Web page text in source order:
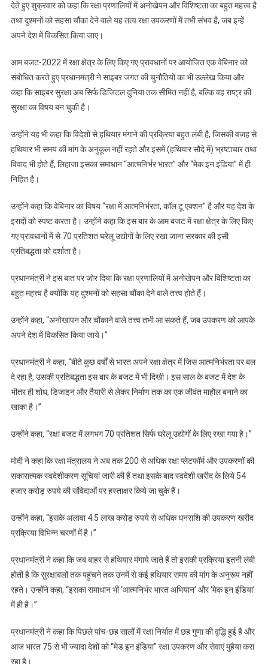
देते हुए शुक्रवार को कहा कि रक्षा प्रणालियों में अनोखेपन और विशिष्टता का बहुत महत्त्व है
तथा दुश्मनों को सहसा चौंका देने वाले यह तत्व रक्षा उपकरणों में तभी संभव है, जब इन्हें
अपने देश में विकसित किया जाए।
आम बजट-2022 में रक्षा क्षेत्र के लिए किए गए प्रावधानों पर आयोजित एक वेबिनार को
संबोधित करते हुए प्रधानमंत्री ने साइबर जगत की चुनौतियों का भी उल्लेख किया और
कहा कि साइबर सुरक्षा अब सिर्फ डिजिटल दुनिया तक सीमित नहीं है, बल्कि वह राष्ट्र की
सुरक्षा का विषय बन चुकी है।
उन्होंने यह भी कहा कि विदेशों से हथियार मंगाने की प्रक्रिया बहुत लंबी है, जिसकी वजह से
हथियार भी समय की मांग के अनुकूल नहीं रहते और इसमें (हथियार सौदे में) भ्रष्टाचार तथा
विवाद भी होते हैं, लिहाजा इसका समाधान ‘‘आत्मनिर्भर भारत’’ और ‘‘मेक इन इंडिया’’ में ही
निहित है।
उन्होंने कहा कि वेबिनार का विषय ‘‘रक्षा में आत्मनिर्भरता, कॉल टू एक्शन’’ है और यह देश के
इरादों को स्पष्ट करता है। उन्होंने कहा कि इस बार के आम बजट में रक्षा क्षेत्र के लिए किए
गए प्रावधानों में से 70 प्रतिशत घरेलू उद्योगों के लिए रखा जाना सरकार की इसी
प्रतिबद्धता को दर्शाता है।
प्रधानमंत्री ने इस बात पर जोर दिया कि रक्षा प्रणालियों में अनोखेपन और विशिष्टता का
बहुत महत्त्व है क्योंकि यह दुश्मनों को सहसा चौंका देने वाले तत्त्व होते हैं।
उन्होंने कहा, ‘‘अनोखापन और चौंकाने वाले तत्त्व तभी आ सकते हैं, जब उपकरण को आपके
अपने देश में विकसित किया जाये।’’
प्रधानमंत्री ने कहा, ‘‘बीते कुछ वर्षों से भारत अपने रक्षा क्षेत्र में जिस आत्मनिर्भरता पर बल
दे रहा है, उसकी प्रतिबद्धता इस बार के बजट में भी दिखी। इस साल के बजट में देश के
भीतर ही शोध, डिजाइन और तैयारी से लेकर निर्माण तक का एक जीवंत माहौल बनाने का
खाका है।’’
उन्होंने कहा, ‘‘रक्षा बजट में लगभग 70 प्रतिशत सिर्फ घरेलू उद्योगों के लिए रखा गया है।’’
मोदी ने कहा कि रक्षा मंत्रालय ने अब तक 200 से अधिक रक्षा प्लेटफॉर्म और उपकरणों की
सकारात्मक स्वदेशीकरण सूचियां जारी की हैं तथा इसके बाद स्वदेशी खरीद के लिये 54
हजार करोड़ रुपये की संविदाओं पर हस्ताक्षर किये जा चुके हैं।
उन्होंने कहा, ‘‘इसके अलावा 4.5 लाख करोड़ रुपये से अधिक धनराशि की उपकरण खरीद
प्रक्रिया विभिन्न चरणों में है।’’
प्रधानमंत्री ने कहा कि जब बाहर से हथियार मंगाये जाते हैं तो इसकी प्रक्रिया इतनी लंबी
होती है कि सुरक्षाबलों तक पहुंचने तक उनमें से कई हथियार समय की मांग के अनुरूप नहीं
रहते। उन्होंने कहा, ‘‘इसका समाधान भी ‘आत्मनिर्भर भारत अभियान’ और ‘मेक इन इंडिया’
में ही है।’’
प्रधानमंत्री ने कहा कि पिछले पांच-छह सालों में रक्षा निर्यात में छह गुणा की वृद्धि हुई है और
आज भारत 75 से भी ज्यादा देशों को ‘‘मेड इन इंडिया’’ रक्षा उपकरण और सेवाएं मुहैया करा
रहा है।